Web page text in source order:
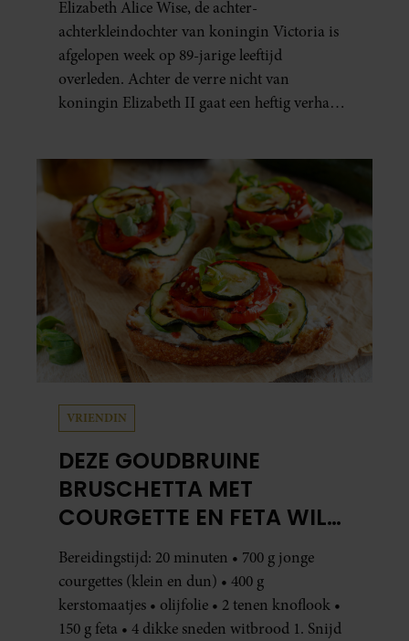
Elizabeth Alice Wise, de achter-
achterkleindochter van koningin Victoria is
afgelopen week op 89-jarige leeftijd
overleden. Achter de verre nicht van
koningin Elizabeth II gaat een heftig verhaal
VRIENDIN
DEZE GOUDBRUINE
BRUSCHETTA MET
COURGETTE EN FETA WIL
JE METEEN MAKEN
Bereidingstijd: 20 minuten • 700 g jonge
courgettes (klein en dun) • 400 g
kerstomaatjes • olijfolie • 2 tenen knoflook •
150 g feta • 4 dikke sneden witbrood 1. Snijd